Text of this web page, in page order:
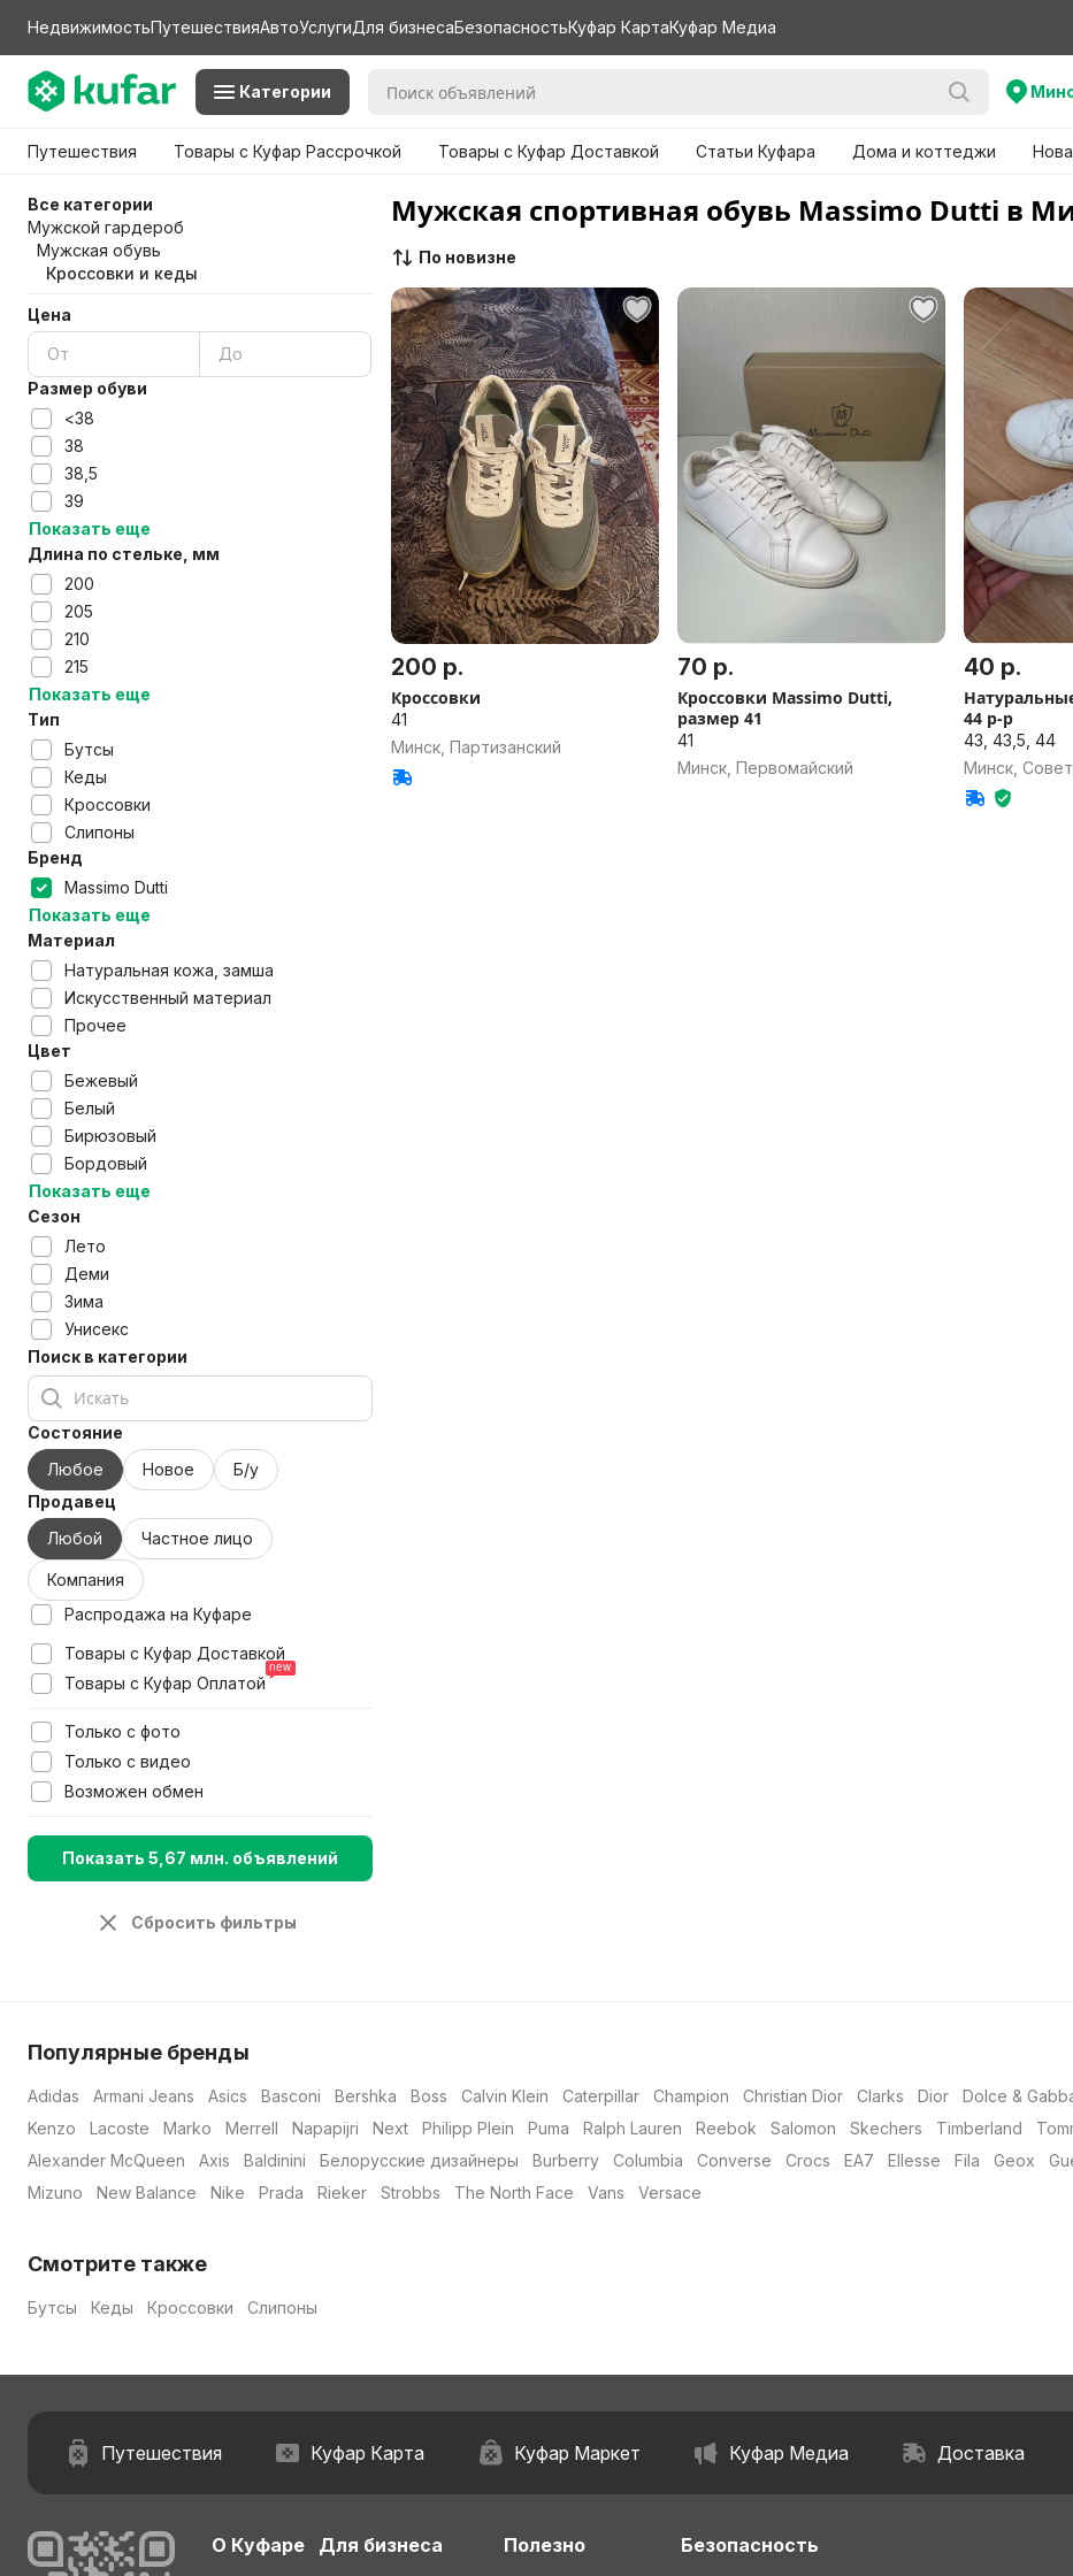
НедвижимостьПутешествияАвтоУслугиДля бизнесаБезопасностьКуфар КартаКуфар Медиа
Категории
Путешествия Товары с Куфар Рассрочкой Товары с Куфар Доставкой Статьи Куфара Дома и коттеджи
Все категории
Мужской гардероб
Мужская обувь
Кроссовки и кеды
Цена
Размер обуви
<38
38
38,5
39
Показать еще
Длина по стельке, мм
200
205
210
215
Показать еще
Тип
Бутсы
Кеды
Кроссовки
Слипоны
Бренд
Massimo Dutti
Показать еще
Материал
Натуральная кожа, замша
Искусственный материал
Прочее
Цвет
Бежевый
Белый
Бирюзовый
Бордовый
Показать еще
Сезон
Лето
Деми
Зима
Унисекс
Поиск в категории
Состояние
Любое
Новое
Б/у
Продавец
Любой
Частное лицо
Компания
Распродажа на Куфаре
Товары с Куфар Доставкой
Товары с Куфар Оплатой
Только с фото
Только с видео
Возможен обмен
Показать 5,67 млн. объявлений
Сбросить фильтры
Мужская спортивная обувь Massimo Dutti в
По новизне
200 р.
Кроссовки
41
Минск, Партизанский
70 р.
Кроссовки Massimo Dutti,
размер 41
41
Минск, Первомайский
40 р.
44 р-р
43, 43,5, 44
Минск,
Популярные бренды
Adidas Armani Jeans Asics Basconi Bershka Boss Calvin Klein Caterpillar Champion Christian Dior Clarks Dior Dolce &
Kenzo
Lacoste Marko Merrell Napapijri Next Philipp Plein Puma Ralph Lauren Reebok Salomon Skechers Timberland
Alexander McQueen
Axis Baldinini Белорусские дизайнеры Burberry Columbia Converse Crocs EA7 Ellesse Fila Geox
Mizuno
New Balance Nike Prada Rieker Strobbs The North Face Vans Versace
Смотрите также
Бутсы Кеды Кроссовки Слипоны
Путешествия Куфар Карта Куфар Маркет Куфар Медиа Доставка
О Куфаре Для бизнеса Полезно Безопасность